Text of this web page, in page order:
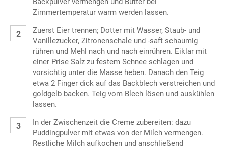
Zimmertemperatur warm werden lassen.
Zuerst Eier trennen; Dotter mit Wasser, Staub- und
Vanillezucker, Zitronenschale und -saft schaumig
rühren und Mehl nach und nach einrühren. Eiklar mit
einer Prise Salz zu festem Schnee schlagen und
vorsichtig unter die Masse heben. Danach den Teig
etwa 2 Finger dick auf das Backblech verstreichen und
goldgelb backen. Teig vom Blech lösen und auskühlen
lassen.
In der Zwischenzeit die Creme zubereiten: dazu
Puddingpulver mit etwas von der Milch vermengen.
Restliche Milch aufkochen und anschließend